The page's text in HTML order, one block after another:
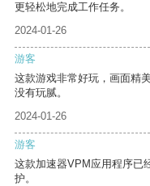
更轻松地完成工作任务。
2024-01-26
游客
这款游戏非常好玩，画面精
没有玩腻。
2024-01-26
游客
这款加速器VPM应用程序已
护。